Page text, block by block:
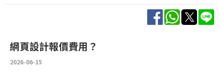
網頁設計報價費用？
2026-06-15